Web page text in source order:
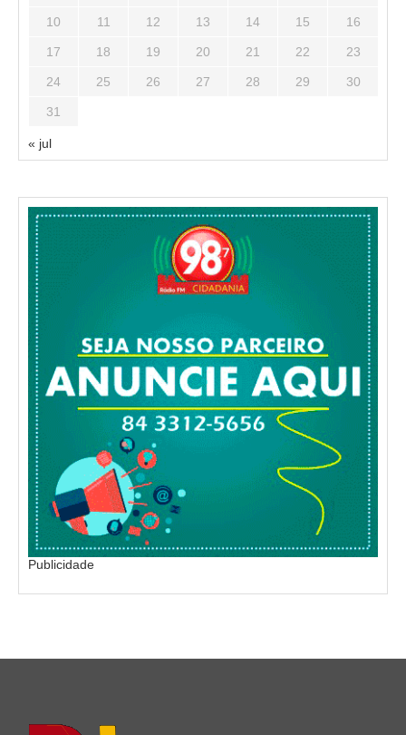
10 11 12 13 14 15 16
17 18 19 20 21 22 23
24 25 26 27 28 29 30
31
« jul
Publicidade